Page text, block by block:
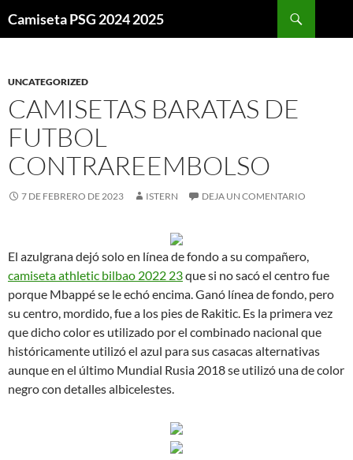
Camiseta PSG 2024 2025
UNCATEGORIZED
CAMISETAS BARATAS DE
FUTBOL
CONTRAREEMBOLSO
7 DE FEBRERO DE 2023 ISTERN DEJA UN COMENTARIO
El azulgrana dejó solo en línea de fondo a su compañero,
camiseta athletic bilbao 2022 23que si no sacó el centro fue
porque Mbappé se le echó encima. Ganó línea de fondo, pero
su centro, mordido, fue a los pies de Rakitic. Es la primera vez
que dicho color es utilizado por el combinado nacional que
históricamente utilizó el azul para sus casacas alternativas
aunque en el último Mundial Rusia 2018 se utilizó una de color
negro con detalles albicelestes.